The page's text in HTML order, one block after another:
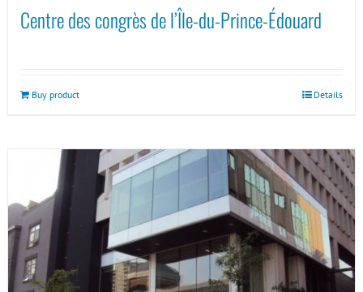
Centre des congrès de l’Île-du-Prince-Édouard
Buy product Details